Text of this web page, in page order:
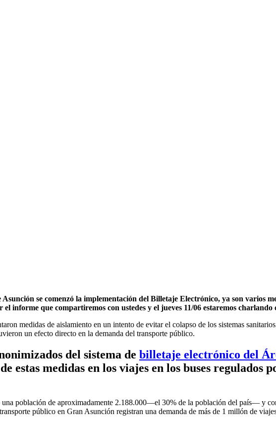
se comenzó la implementación del Billetaje Electrónico, ya son varios
informe que compartiremos con ustedes y el jueves 11/06 estaremos
medidas de aislamiento en un intento de evitar el colapso de los sistemas
un efecto directo en la demanda del transporte público.
del sistema de billetaje electrónico del
estas medidas en los viajes en los buses regulados
población de aproximadamente 2.188.000—el 30% de la población del país— y
público en Gran Asunción registran una demanda de más de 1 millón de